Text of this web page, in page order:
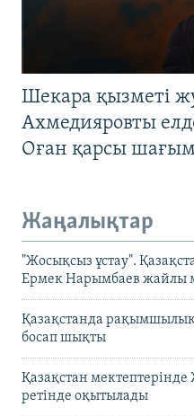
Шекара қызметі
Ахмедияровты
Оған қарсы
Жаңалықтар
"Жосықсыз ұстау".
Ермек Нарымбаев жайлы
Қазақстанда
босап шықты
Қазақстан
ретінде оқытылады